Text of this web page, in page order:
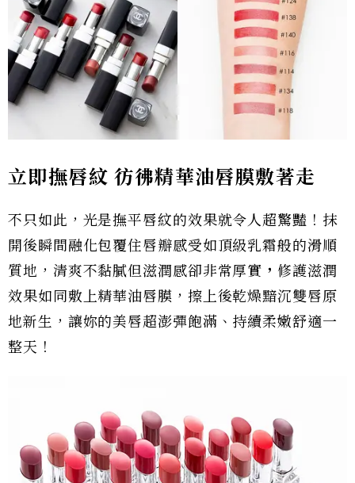
立即撫唇紋彷彿精華油唇膜敷著走
不只如此，光是撫平唇紋的效果就令人超驚豔！抹
開後瞬間融化包覆住唇瓣感受如頂級乳霜般的滑順
質地，清爽不黏膩但滋潤感卻非常厚實 ， 修護滋潤
效果如同敷上精華油唇膜，擦上後乾燥黯沉雙唇原
地新生，讓妳的美唇超澎彈飽滿、持續柔嫩舒適一
整天！